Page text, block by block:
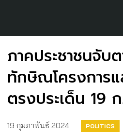
ภาคประชาชนจับ
ทักษิณโครงการ
ตรงประเด็น 19
19 กุมภาพันธ์ 2024 POLITICS